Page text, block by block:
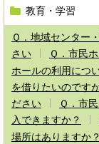
教育・学習
Ｑ．地域センター
さい
Ｑ．市民
ホールの利用につ
を借りたいのです
ださい
Ｑ．市
入できますか？
場所はありますか？